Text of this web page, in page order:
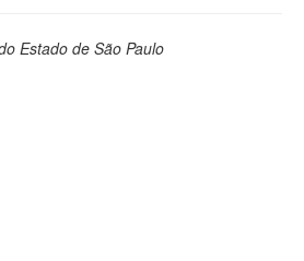
Estado de São Paulo